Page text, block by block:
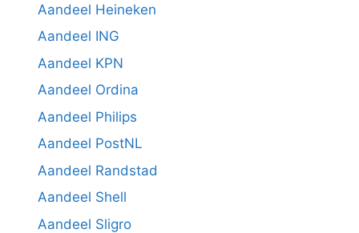
Aandeel Heineken
Aandeel ING
Aandeel KPN
Aandeel Ordina
Aandeel Philips
Aandeel PostNL
Aandeel Randstad
Aandeel Shell
Aandeel Sligro